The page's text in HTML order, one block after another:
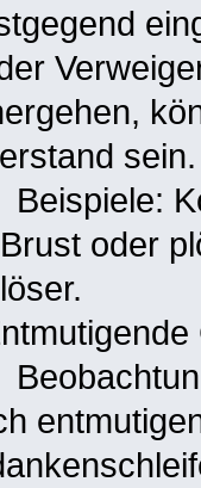
sein.
oder